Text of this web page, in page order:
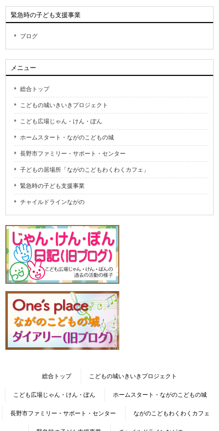
緊急時の子ども支援事業
ブログ
メニュー
総合トップ
こどもの城いきいきプロジェクト
こども広場じゃん・けん・ぽん
ホームスタート・ながのこどもの城
長野市ファミリー・サポート・センター
子どもの居場所「ながのこどもわくわくカフェ」
緊急時の子ども支援事業
チャイルドラインながの
総合トップ こどもの城いきいきプロジェクト
こども広場じゃん・けん・ぽん ホームスタート・ながのこどもの城
長野市ファミリー・サポート・センター ながのこどもわくわくカフェ